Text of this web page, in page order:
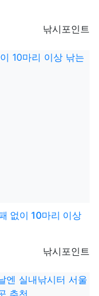
등록자
낚시포인트
없이 10마리 이상
등록자
낚시포인트